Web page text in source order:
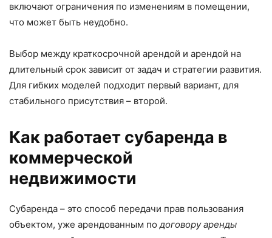
включают ограничения по изменениям в помещении,
что может быть неудобно.
Выбор между краткосрочной арендой и арендой на
длительный срок зависит от задач и стратегии развития.
Для гибких моделей подходит первый вариант, для
стабильного присутствия – второй.
Как работает субаренда в
коммерческой
недвижимости
Субаренда – это способ передачи прав пользования
объектом, уже арендованным подоговору аренды